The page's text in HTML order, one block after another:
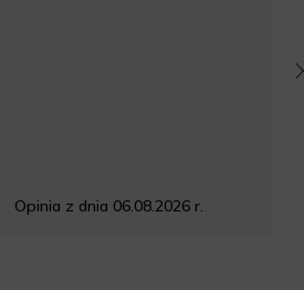
Opinia z dnia 06.08.2026 r.